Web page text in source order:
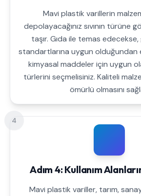
Mavi plastik varillerin
depolayacağınız sıvının türüne
taşır. Gıda ile temas edecekse,
standartlarına uygun olduğundan
kimyasal maddeler için uygun
türlerini seçmelisiniz. Kaliteli
ömürlü olmasını
4
Adım 4: Kullanım
Mavi plastik variller, tarım,